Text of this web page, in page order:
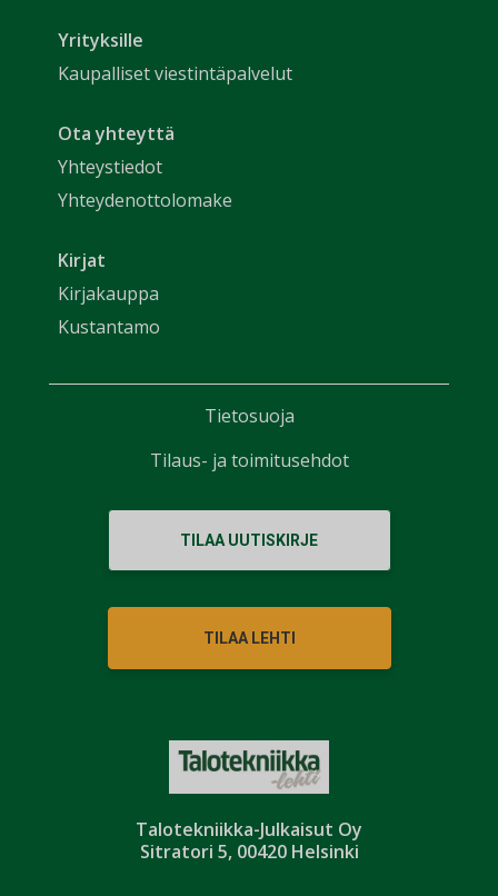
Talotekniikka-Julkaisut Oy
Sitratori 5, 00420 Helsinki
Yrityksille
Kaupalliset viestintäpalvelut
Ota yhteyttä
Yhteystiedot
Yhteydenottolomake
Kirjat
Kirjakauppa
Kustantamo
TILAA UUTISKIRJE
TILAA LEHTI
Tietosuoja
Tilaus- ja toimitusehdot